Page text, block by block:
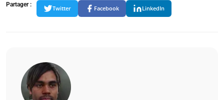
Partager :
Twitter Facebook LinkedIn